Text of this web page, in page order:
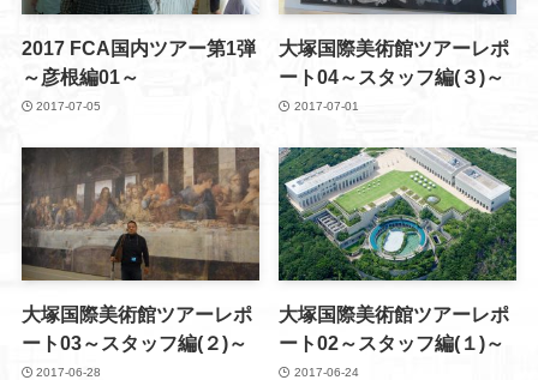
2017 FCA国内ツアー第1弾
～彦根編01～
2017-07-05
大塚国際美術館ツアーレポ
ート04～スタッフ編(３)～
2017-07-01
大塚国際美術館ツアーレポ
ート03～スタッフ編(２)～
2017-06-28
大塚国際美術館ツアーレポ
ート02～スタッフ編(１)～
2017-06-24